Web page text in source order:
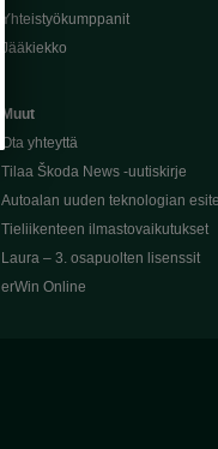
Yhteistyökumppanit
Jääkiekko
Muut
Ota yhteyttä
Tilaa Škoda News -uutiskirje
Autoalan uuden teknologian esite
Tieliikenteen ilmastovaikutukset
Laura – 3. osapuolten lisenssit
erWin Online